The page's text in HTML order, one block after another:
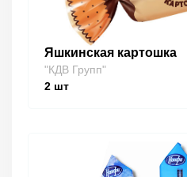
Яшкинская картошка
"КДВ Групп"
2 шт